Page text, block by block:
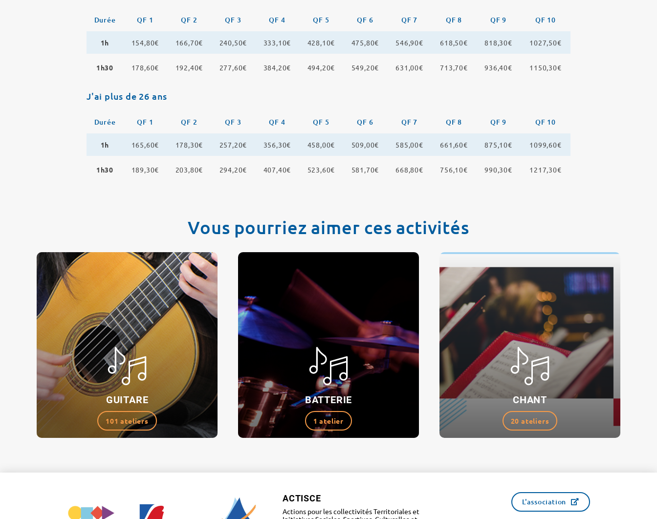
Durée QF 1 QF 2 QF 3 QF 4 QF 5 QF 6 QF 7 QF 8 QF 9 QF 10
1h 154,80€ 166,70€ 240,50€ 333,10€ 428,10€ 475,80€ 546,90€ 618,50€ 818,30€ 1027,50€
1h30 178,60€ 192,40€ 277,60€ 384,20€ 494,20€ 549,20€ 631,00€ 713,70€ 936,40€ 1150,30€
J'ai plus de 26 ans
Durée QF 1 QF 2 QF 3 QF 4 QF 5 QF 6 QF 7 QF 8 QF 9 QF 10
1h 165,60€ 178,30€ 257,20€ 356,30€ 458,00€ 509,00€ 585,00€ 661,60€ 875,10€ 1099,60€
1h30 189,30€ 203,80€ 294,20€ 407,40€ 523,60€ 581,70€ 668,80€ 756,10€ 990,30€ 1217,30€
Vous pourriez aimer ces activités
GUITARE
101 ateliers
BATTERIE
1 atelier
CHANT
20 ateliers
ACTISCE
Actions pour les collectivités Territoriales et
L'association